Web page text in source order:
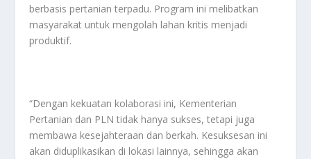
berbasis pertanian terpadu. Program ini melibatkan
masyarakat untuk mengolah lahan kritis menjadi
produktif.
“Dengan kekuatan kolaborasi ini, Kementerian
Pertanian dan PLN tidak hanya sukses, tetapi juga
membawa kesejahteraan dan berkah. Kesuksesan ini
akan diduplikasikan di lokasi lainnya, sehingga akan